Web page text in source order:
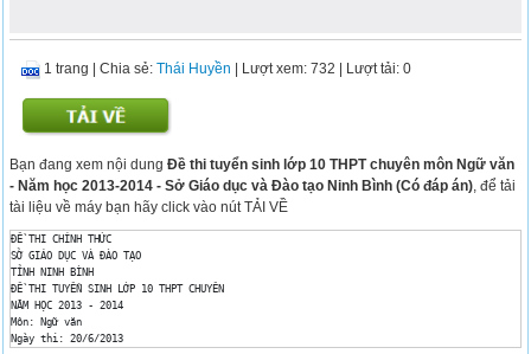
1 trang |Chia sẻ:Thái Huyền | Lượt xem: 732 | Lượt tải: 0
Bạn đang xem nội dungĐề thi tuyển sinh lớp 10 THPT chuyên môn Ngữ văn
- Năm học 2013-2014 - Sở Giáo dục và Đào tạo Ninh Bình (Có đáp án) , để tải
tài liệu về máy bạn hãy click vào nút TẢI VỀ
ĐỀ THI CHÍNH THỨC
SỞ GIÁO DỤC VÀ ĐÀO TẠO
TỈNH NINH BÌNH
ĐỀ THI TUYỂN SINH LỚP 10 THPT CHUYÊN
NĂM HỌC 2013 - 2014
Môn: Ngữ văn
Ngày thi: 20/6/2013